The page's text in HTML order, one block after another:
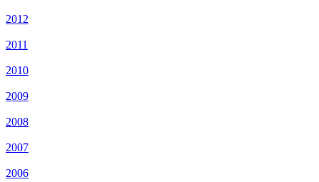
2012
2011
2010
2009
2008
2007
2006